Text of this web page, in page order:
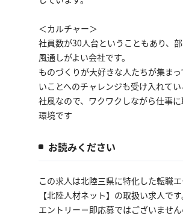
＜カルチャー＞
社員数が30人台ということもあり、
風通しがよい会社です。
ものづくりが大好きな人たちが集ま
いことへのチャレンジも受け入れて
社風なので、ワクワクしながら仕事
環境です
お読みください
この求人は北陸三県に特化した転職
【北陸人材ネット】の取扱い求人です
エントリー＝即応募ではございませ